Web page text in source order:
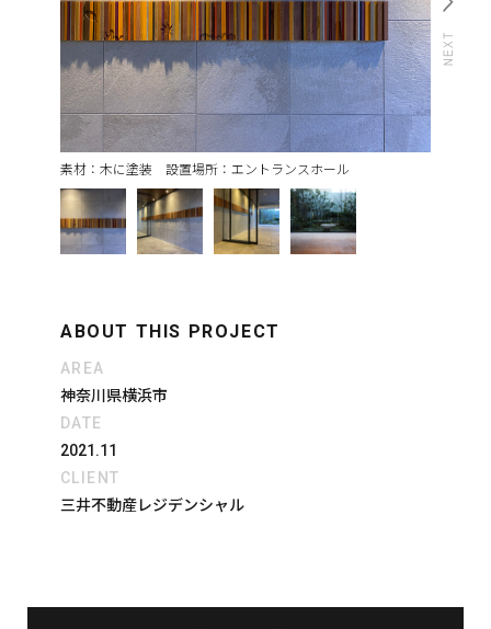
素材：木に塗装 設置場所：エントランスホール
ABOUT THIS PROJECT
AREA
神奈川県横浜市
DATE
2021.11
CLIENT
三井不動産レジデンシャル